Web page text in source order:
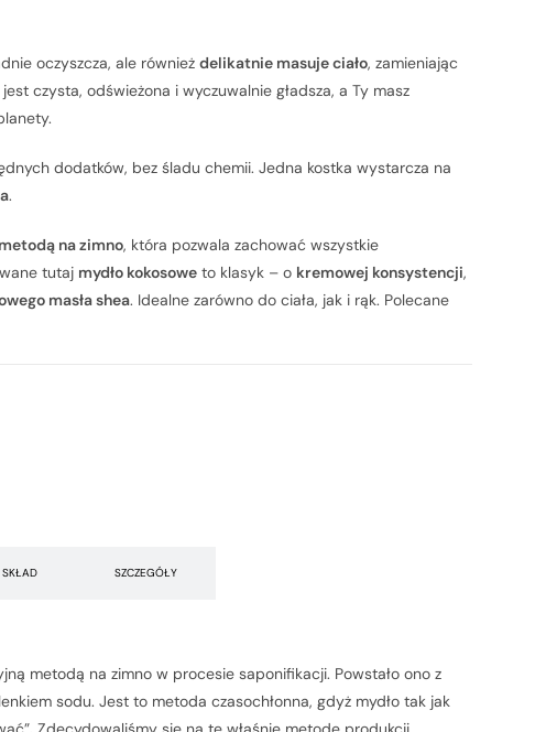
oczyszcza, ale również delikatnie masuje ciało, zamieniając
czysta, odświeżona i wyczuwalnie gładsza, a Ty masz
dodatków, bez śladu chemii. Jedna kostka wystarcza na
.
metodą na zimno, która pozwala zachować wszystkie
tutaj mydło kokosoweto klasyk – o kremowej konsystencji,
masła shea. Idealne zarówno do ciała, jak i rąk. Polecane
SKŁAD SZCZEGÓŁY
metodą na zimno w procesie saponifikacji. Powstało ono z
sodu. Jest to metoda czasochłonna, gdyż mydło tak jak